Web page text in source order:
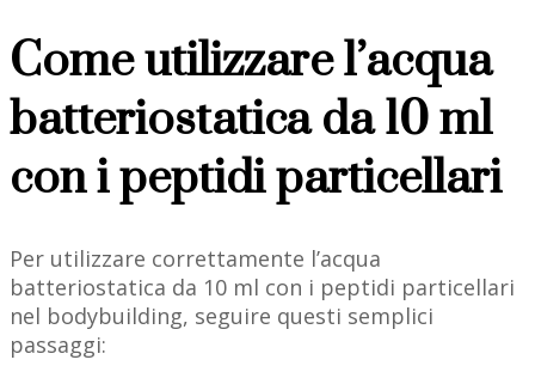
Come utilizzare l’acqua
batteriostatica da 10 ml
con i peptidi particellari
Per utilizzare correttamente l’acqua
batteriostatica da 10 ml con i peptidi particellari
nel bodybuilding, seguire questi semplici
passaggi: